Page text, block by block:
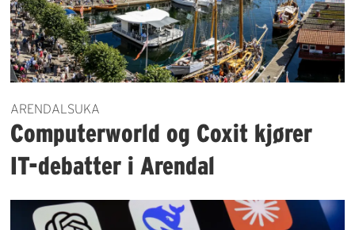
ARENDALSUKA
Computerworld og Coxit kjører
IT-debatter i Arendal